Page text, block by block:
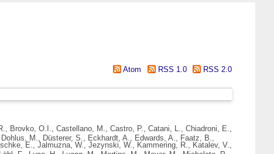
Atom RSS 1.0 RSS 2.0
, Brovko, O.I., Castellano, M., Castro, P., Catani, L., Chiadroni, E.,
Dohlus, M., Düsterer, S., Eckhardt, A., Edwards, A., Faatz, B.,
E., Jalmuzna, W., Jezynski, W., Kammering, R., Katalev, V.,